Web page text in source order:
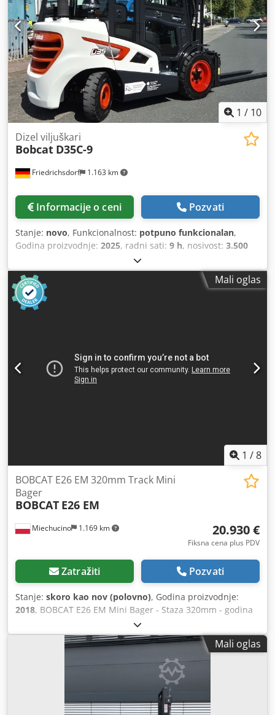
1 / 10
Friedrichsdorf 1.163 km
Dizel viljuškari
Bobcat D35C-9
Informacije o ceni Pozvati
Stanje: novo, Funkcionalnost: potpuno funkcionalan,
Godina proizvodnje: 2025, radni sati: 9 h, nosivost: 3.500
, slobodno podizanje:
mm, vrsta goriva:dizel, tip jarma:triplex, građevinska
visina:2.180 mm
, širina nosivog
rama viljuškara:
prazna masa vozila:
Hidrostatski Klasa brzine: 20 Stanje: Novo Tehničko stanje:
Novo Prednje gume, tip: Superelastične Prednje gume,
veličina: 2.50x15-18 Prednje gume, stanje: 80 - 100%
puni slobodni hod, CE sertifikat, unutrašnje ogledalo,
spoljašnje ogledalo, rotirajuće svetlo, brisač stakla.
Mali oglas
1 /8
Miechucino 1.169 km
BOBCAT E26 EM 320mm Track Mini
Bager
BOBCAT E26 EM
20.930 €
Fiksna cena plus PDV
Zatražiti Pozvati
Stanje: skoro kao nov (polovno), Godina proizvodnje:
2018, BOBCAT E26 EM Mini Bager - Staza 320mm - godina
proizvodnje 2018 - 2660 mth Motor Proizvođač motora
Kubota Snaga motora 15.3 (na 2400 rpm) kW Model motora
D1105-E2B-BCZ-2 Tip goriva: dizel Broj cilindara 3
Displacement 1.123 л Torque 71.2 Nm Hlađenje vode
Dimenzije Ukupna visina 2357 mm Čišćenje tla 532 mm
Širina (min/max u zavisnosti od merača staze) 1398 mm
Širina staze 320 mm Masovno Prizemni pritisak: 33,5 kPa
Mali oglas